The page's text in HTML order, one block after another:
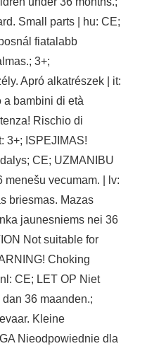
Small parts | hu: CE;
fiatalabb
3+;
Apró alkatrészek | it:
a bambini di età
Rischio di
3+; ISPEJIMAS!
CE; UZMANIBU
menešu vecumam. | lv:
briesmas. Mazas
jaunesniems nei 36
Not suitable for
Choking
CE; LET OP Niet
36 maanden.;
Kleine
Nieodpowiednie dla